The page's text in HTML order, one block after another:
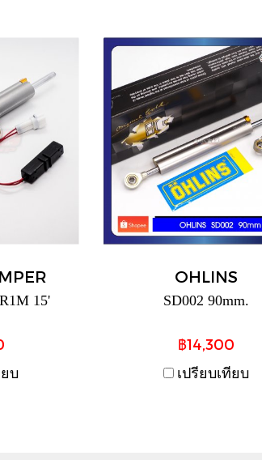
15'
บ
OHLINS
SD002 90mm.
฿14,300
เปรียบเทียบ